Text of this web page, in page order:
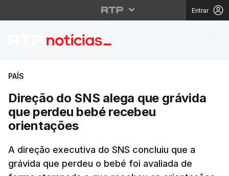
Entrar
Direção do SNS
PAÍS
Direção do SNS alega que grávida
que perdeu bebé recebeu
orientações
A direção executiva do SNS concluiu que a
grávida que perdeu o bebé foi avaliada de